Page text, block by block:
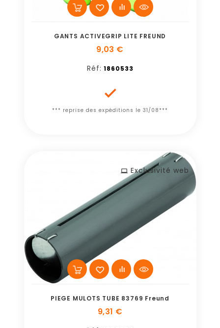
GANTS ACTIVEGRIP LITE FREUND
9,03 €
Réf: 1860533

*** reprise des expéditions le 31/08***
Exclusivité web
PIEGE MULOTS TUBE 83769 Freund
9,31 €